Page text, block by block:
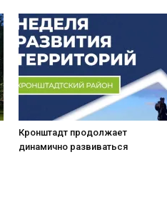
Кронштадт продолжает
динамично развиваться